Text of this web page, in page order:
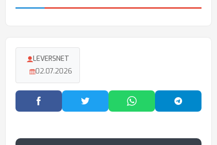
LEVERSNET
02.07.2026
Facebook'ta PaylaşTwitter'da PaylaşWhatsApp'ta Paylaş